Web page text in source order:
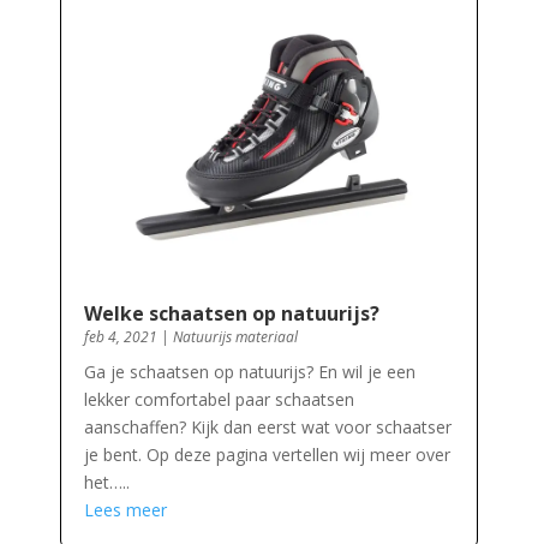
Welke schaatsen op natuurijs?
feb 4, 2021 | Natuurijs materiaal
Ga je schaatsen op natuurijs? En wil je een
lekker comfortabel paar schaatsen
aanschaffen? Kijk dan eerst wat voor schaatser
je bent. Op deze pagina vertellen wij meer over
het…..
Lees meer